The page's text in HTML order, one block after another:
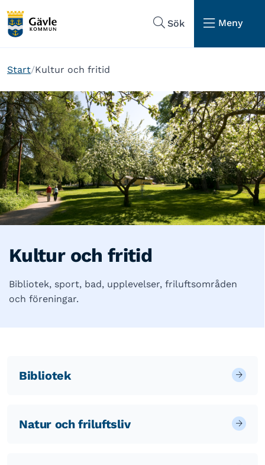
Sök
Meny
Start Kultur och fritid
Kultur och fritid
Bibliotek, sport, bad, upplevelser, friluftsområden
och föreningar.
Bibliotek
Natur och friluftsliv